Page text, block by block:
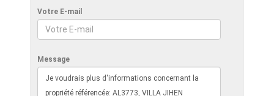
Votre E-mail
Message